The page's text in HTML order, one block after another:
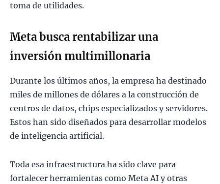
toma de utilidades.
Meta busca rentabilizar una
inversión multimillonaria
Durante los últimos años, la empresa ha destinado
miles de millones de dólares a la construcción de
centros de datos, chips especializados y servidores.
Estos han sido diseñados para desarrollar modelos
de inteligencia artificial.
Toda esa infraestructura ha sido clave para
fortalecer herramientas como Meta AI y otras